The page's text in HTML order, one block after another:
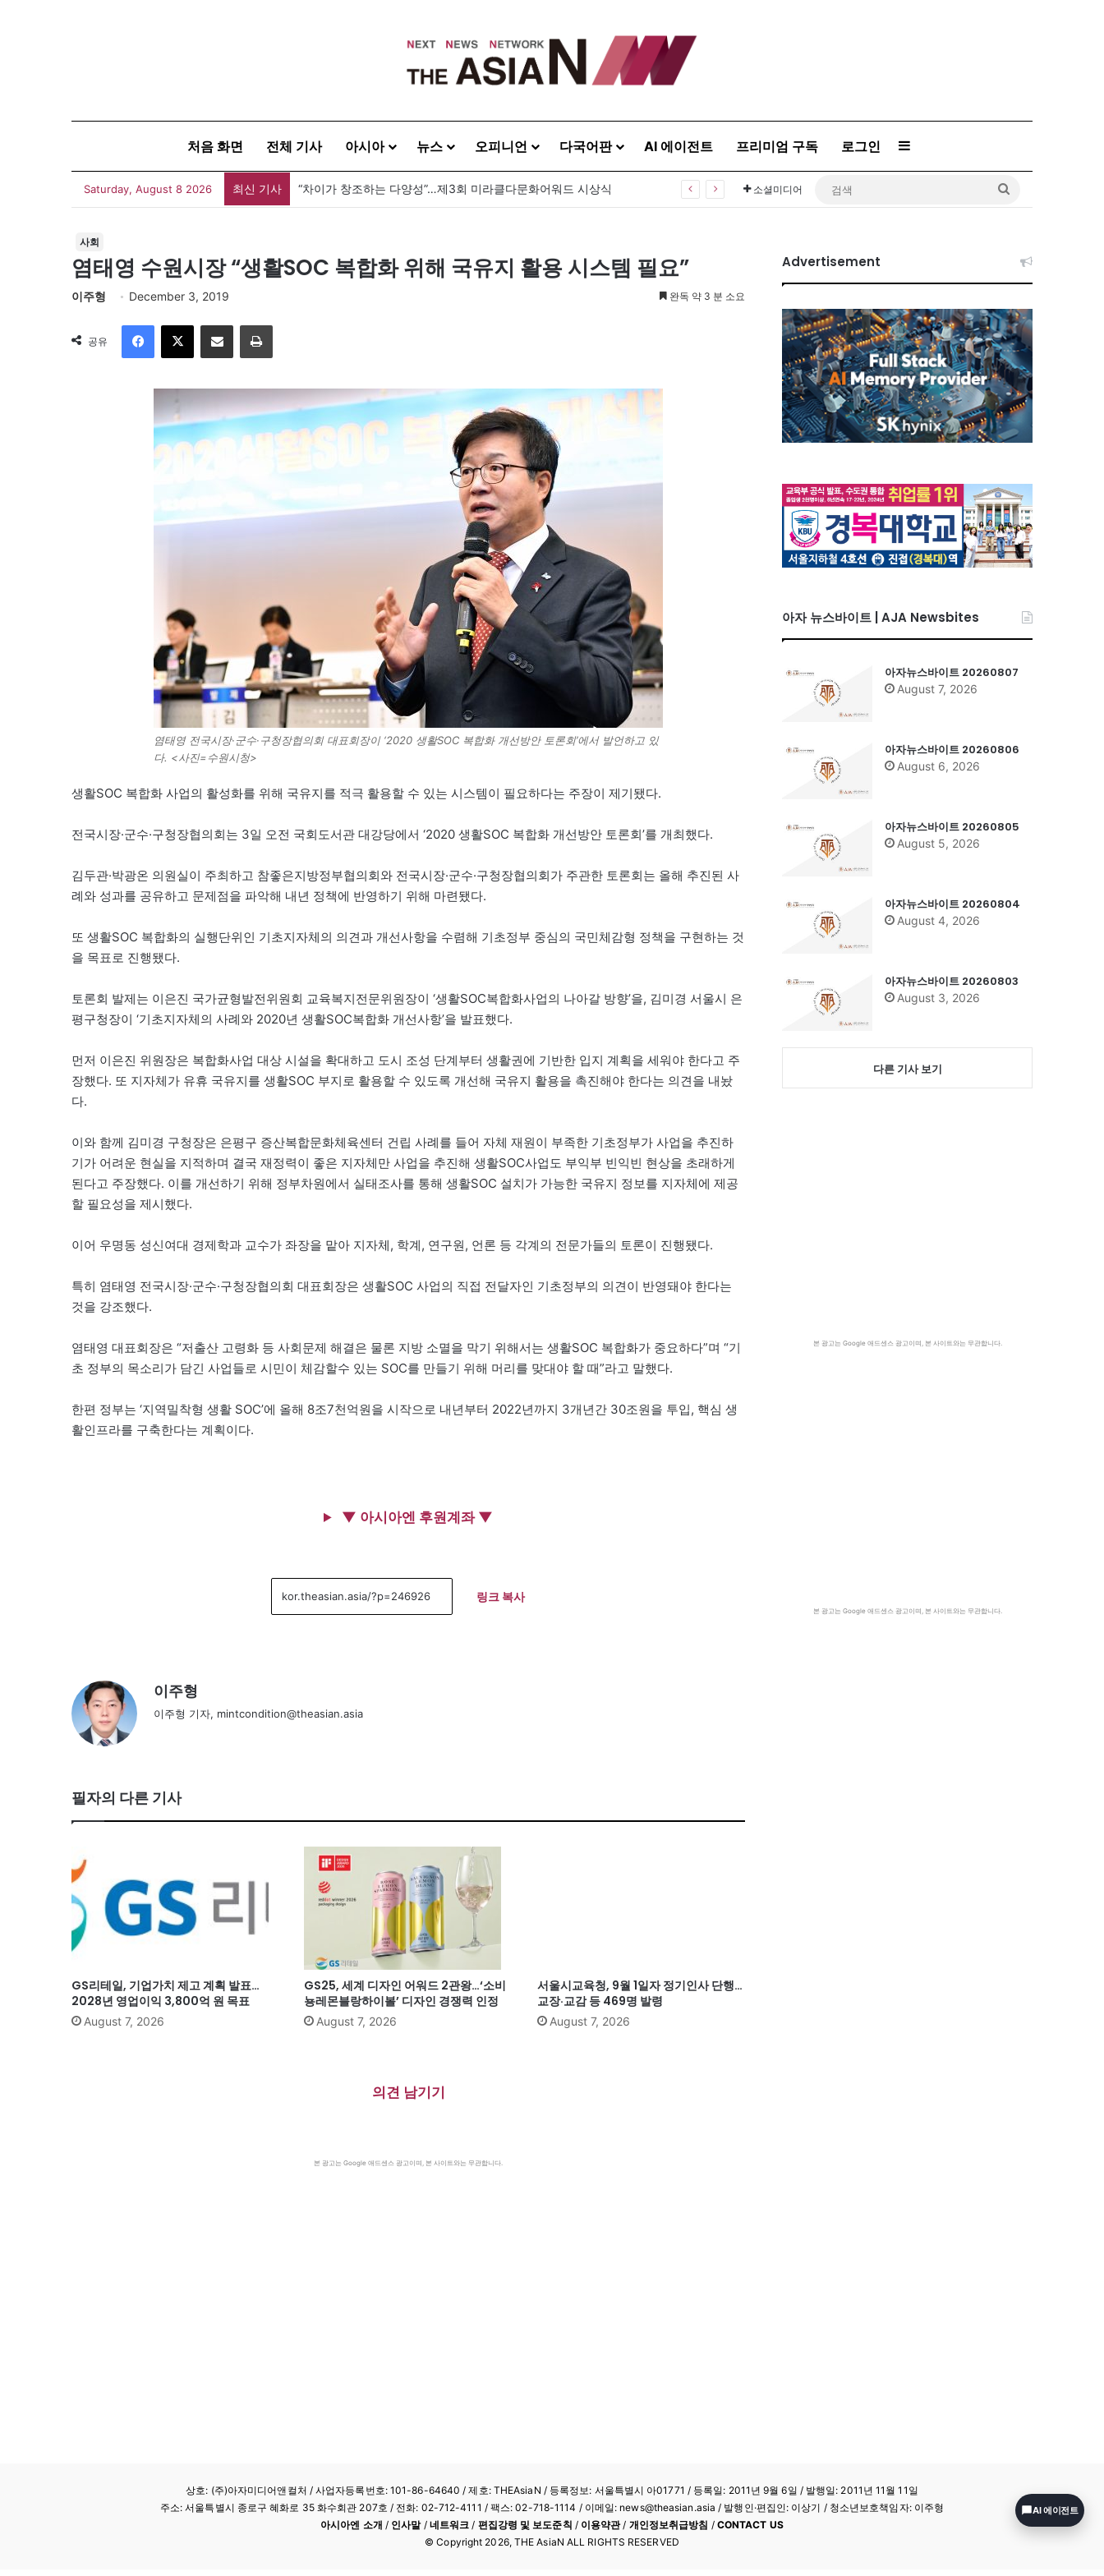
처음 화면 전체 기사 아시아 뉴스 오피니언 다국어판 AI 에이전트 프리미엄 구독 로그인 Sidebar
Saturday, August 8 2026 최신 기사 “차이가 창조하는 다양성”…제3회 미라클다문화어워드 시상식 소셜미디어
사회
염태영 수원시장 “생활SOC 복합화 위해 국유지 활용 시스템 필요”
이주형 December 3, 2019 완독 약 3 분 소요
공유
이메일
염태영 전국시장·군수·구청장협의회 대표회장이 ‘2020 생활SOC 복합화 개선방안 토론회’에서 발언하고 있
다. <사진=수원시청>
생활SOC 복합화 사업의 활성화를 위해 국유지를 적극 활용할 수 있는 시스템이 필요하다는 주장이 제기됐다.
전국시장·군수·구청장협의회는 3일 오전 국회도서관 대강당에서 ‘2020 생활SOC 복합화 개선방안 토론회’를 개최했다.
김두관·박광온 의원실이 주최하고 참좋은지방정부협의회와 전국시장·군수·구청장협의회가 주관한 토론회는 올해 추진된 사
례와 성과를 공유하고 문제점을 파악해 내년 정책에 반영하기 위해 마련됐다.
또 생활SOC 복합화의 실행단위인 기초지자체의 의견과 개선사항을 수렴해 기초정부 중심의 국민체감형 정책을 구현하는 것
을 목표로 진행됐다.
토론회 발제는 이은진 국가균형발전위원회 교육복지전문위원장이 ‘생활SOC복합화사업의 나아갈 방향’을, 김미경 서울시 은
평구청장이 ‘기초지자체의 사례와 2020년 생활SOC복합화 개선사항’을 발표했다.
먼저 이은진 위원장은 복합화사업 대상 시설을 확대하고 도시 조성 단계부터 생활권에 기반한 입지 계획을 세워야 한다고 주
장했다. 또 지자체가 유휴 국유지를 생활SOC 부지로 활용할 수 있도록 개선해 국유지 활용을 촉진해야 한다는 의견을 내놨
다.
이와 함께 김미경 구청장은 은평구 증산복합문화체육센터 건립 사례를 들어 자체 재원이 부족한 기초정부가 사업을 추진하
기가 어려운 현실을 지적하며 결국 재정력이 좋은 지자체만 사업을 추진해 생활SOC사업도 부익부 빈익빈 현상을 초래하게
된다고 주장했다. 이를 개선하기 위해 정부차원에서 실태조사를 통해 생활SOC 설치가 가능한 국유지 정보를 지자체에 제공
할 필요성을 제시했다.
이어 우명동 성신여대 경제학과 교수가 좌장을 맡아 지자체, 학계, 연구원, 언론 등 각계의 전문가들의 토론이 진행됐다.
특히 염태영 전국시장·군수·구청장협의회 대표회장은 생활SOC 사업의 직접 전달자인 기초정부의 의견이 반영돼야 한다는
것을 강조했다.
염태영 대표회장은 “저출산 고령화 등 사회문제 해결은 물론 지방 소멸을 막기 위해서는 생활SOC 복합화가 중요하다”며 “기
초 정부의 목소리가 담긴 사업들로 시민이 체감할수 있는 SOC를 만들기 위해 머리를 맞대야 할 때”라고 말했다.
한편 정부는 ‘지역밀착형 생활 SOC’에 올해 8조7천억원을 시작으로 내년부터 2022년까지 3개년간 30조원을 투입, 핵심 생
활인프라를 구축한다는 계획이다.
▼ 아시아엔 후원계좌 ▼
링크 복사
이주형
이주형 기자, mintcondition@theasian.asia
필자의 다른 기사
GS리테일, 기업가치 제고 계획 발표…
2028년 영업이익 3,800억 원 목표
August 7, 2026
GS25, 세계 디자인 어워드 2관왕…‘소비
뇽레몬블랑하이볼’ 디자인 경쟁력 인정
August 7, 2026
서울시교육청, 9월 1일자 정기인사 단행…
교장·교감 등 469명 발령
August 7, 2026
의견 남기기
본 광고는 Google 애드센스 광고이며, 본 사이트와는 무관합니다.
Advertisement
아자 뉴스바이트 | AJA Newsbites
아자뉴스바이트 20260807
August 7, 2026
아자뉴스바이트 20260806
August 6, 2026
아자뉴스바이트 20260805
August 5, 2026
아자뉴스바이트 20260804
August 4, 2026
아자뉴스바이트 20260803
August 3, 2026
다른 기사 보기
본 광고는 Google 애드센스 광고이며, 본 사이트와는 무관합니다.
본 광고는 Google 애드센스 광고이며, 본 사이트와는 무관합니다.
상호: (주)아자미디어앤컬처 /사업자등록번호: 101-86-64640 / 제호: THEAsiaN / 등록정보: 서울특별시 아01771 / 등록일: 2011년 9월 6일 / 발행일: 2011년 11월 11일
주소: 서울특별시 종로구 혜화로 35 화수회관 207호 / 전화: 02-712-4111 / 팩스: 02-718-1114 / 이메일: news@theasian.asia / 발행인·편집인: 이상기 / 청소년보호책임자: 이주형
아시아엔 소개 / 인사말/ 네트워크 / 편집강령 및 보도준칙 / 이용약관/ 개인정보취급방침 / CONTACT US
© Copyright 2026, THE AsiaN ALL RIGHTS RESERVED
AI 에이전트